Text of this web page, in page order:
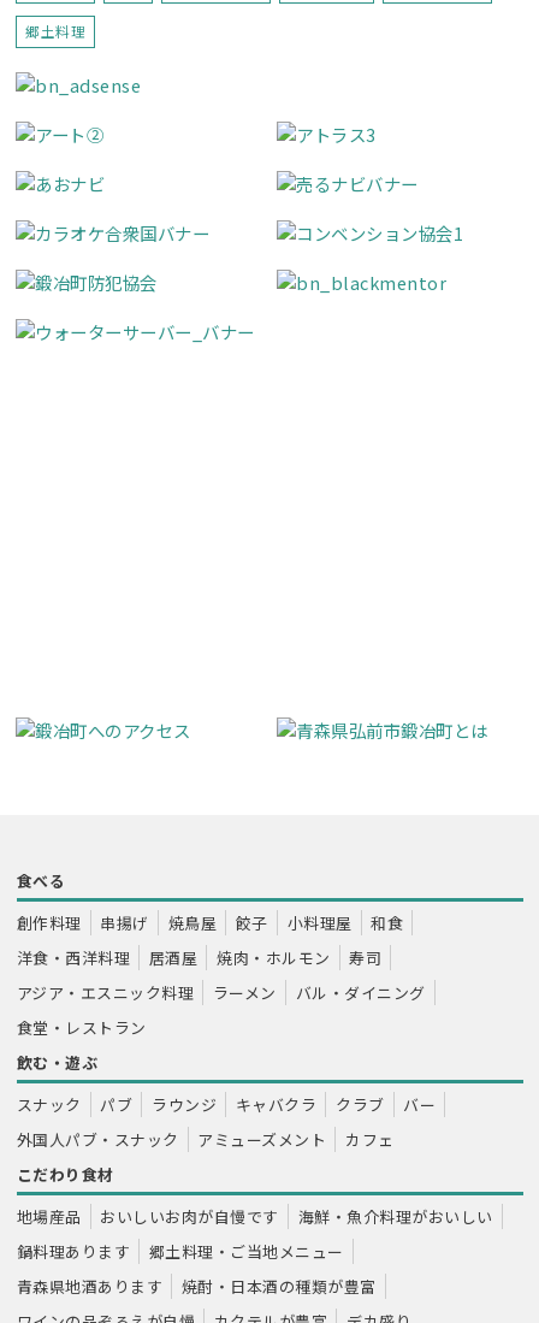
郷土料理
食べる
創作料理
串揚げ 焼鳥屋 餃子 小料理屋
和食
洋食・西洋料理
居酒屋 焼肉・ホルモン
寿司
アジア・エスニック料理
ラーメン
バル・ダイニング
食堂・レストラン
飲む・遊ぶ
スナック
パブ ラウンジ キャバクラ クラブ
バー
外国人パブ・スナック
アミューズメント
カフェ
こだわり食材
地場産品
おいしいお肉が自慢です
海鮮・魚介料理がおいしい
鍋料理あります
郷土料理・ご当地メニュー
青森県地酒あります
焼酎・日本酒の種類が豊富